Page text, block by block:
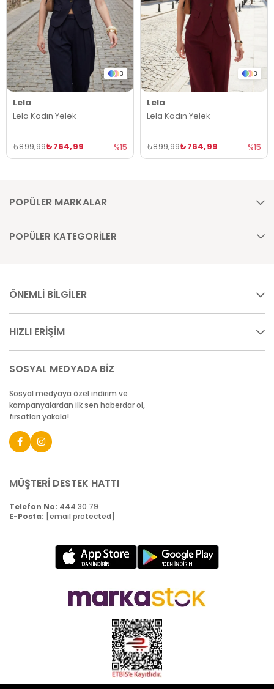
3
Lela
Lela Kadın Yelek
₺764,99
₺899,99 %15
3
Lela
Lela Kadın Yelek
₺764,99
₺899,99 %15
POPÜLER MARKALAR
POPÜLER KATEGORİLER
ÖNEMLİ BİLGİLER
HIZLI ERİŞİM
SOSYAL MEDYADA BİZ
Sosyal medyaya özel indirim ve
kampanyalardan ilk sen haberdar ol,
fırsatları yakala!
MÜŞTERİ DESTEK HATTI
Telefon No: 444 30 79
E-Posta: [email protected]